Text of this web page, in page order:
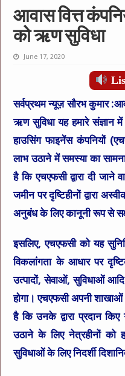
आवास वित्त
को ऋण सुविधा
June 17, 2020
सर्वप्रथम न्यूज़ सौरभ कुमार :
ऋण सुविधा यह हमारे संज्ञान
हाउसिंग फाइनेंस कंपनियों
लाभ उठाने में समस्या का
है कि एचएफसी द्वारा दी
जमीन पर दृष्टिहीनों द्वारा
अनुबंध के लिए कानूनी रूप से
इसलिए, एचएफसी को यह
विकलांगता के आधार पर
उत्पादों, सेवाओं, सुविधाओं
होगा। एचएफसी अपनी शाखाओं
है कि उनके द्वारा प्रदान
उठाने के लिए नेत्रहीनों
सुविधाओं के लिए निदर्शी